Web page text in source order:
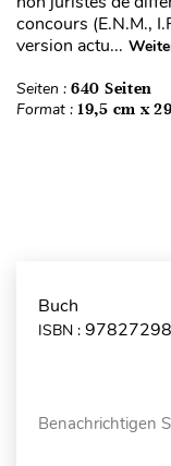
concours (E.N.M.,
version actu...
Seiten : 640 Seiten
Format : 19,5 cm x
Buch
ISBN :
Benachrichtigen